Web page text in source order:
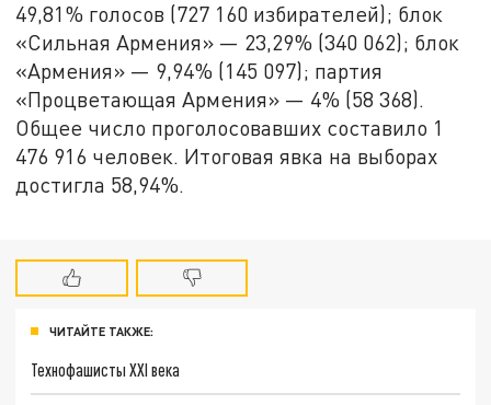
49,81% голосов (727 160 избирателей); блок
«Сильная Армения» — 23,29% (340 062); блок
«Армения» — 9,94% (145 097); партия
«Процветающая Армения» — 4% (58 368).
Общее число проголосовавших составило 1
476 916 человек. Итоговая явка на выборах
достигла 58,94%.
ЧИТАЙТЕ ТАКЖЕ:
Технофашисты XXI века